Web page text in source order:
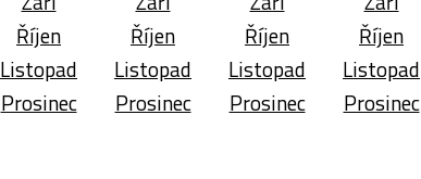
Říjen
Listopad
Prosinec
Říjen
Listopad
Prosinec
Říjen
Listopad
Prosinec
Říjen
Listopad
Prosinec